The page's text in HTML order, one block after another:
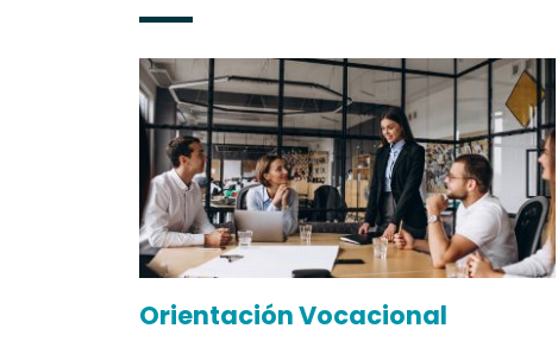
Orientación Vocacional